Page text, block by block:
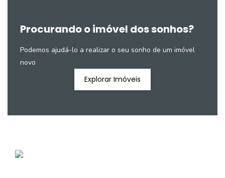
Procurando o imóvel dos sonhos?
Podemos ajudá-lo a realizar o seu sonho de um imóvel
novo
Explorar Imóveis